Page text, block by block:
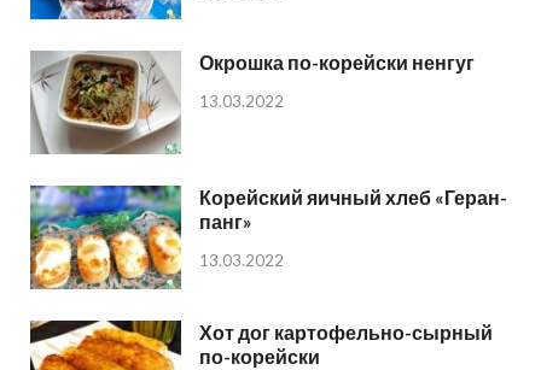
Окрошка по-корейски ненгуг
13.03.2022
Корейский яичный хлеб «Геран-
панг»
13.03.2022
Хот дог картофельно-сырный
по-корейски